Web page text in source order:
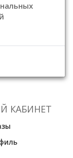
КАБИНЕТ